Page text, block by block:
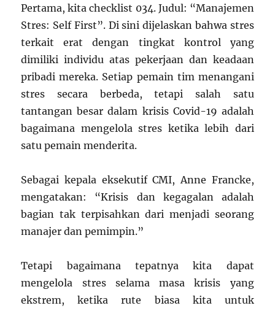
Pertama, kita checklist 034. Judul: “Manajemen
Stres: Self First”. Di sini dijelaskan bahwa stres
terkait erat dengan tingkat kontrol yang
dimiliki individu atas pekerjaan dan keadaan
pribadi mereka. Setiap pemain tim menangani
stres secara berbeda, tetapi salah satu
tantangan besar dalam krisis Covid-19 adalah
bagaimana mengelola stres ketika lebih dari
satu pemain menderita.
Sebagai kepala eksekutif CMI, Anne Francke,
mengatakan: “Krisis dan kegagalan adalah
bagian tak terpisahkan dari menjadi seorang
manajer dan pemimpin.”
Tetapi bagaimana tepatnya kita dapat
mengelola stres selama masa krisis yang
ekstrem, ketika rute biasa kita untuk